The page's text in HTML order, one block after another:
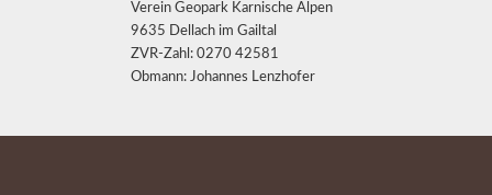
Verein Geopark Karnische Alpen
9635 Dellach im Gailtal
ZVR-Zahl: 0270 42581
Obmann: Johannes Lenzhofer